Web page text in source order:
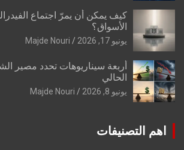
كيف يمكن أن يمرّ اجتماع
الأسواق؟
يونيو 17, 2026 Majde Nouri
أربعة سيناريوهات تحدد مصير
الحالي
يونيو 8, 2026 Majde Nouri
اهم التصنيفات